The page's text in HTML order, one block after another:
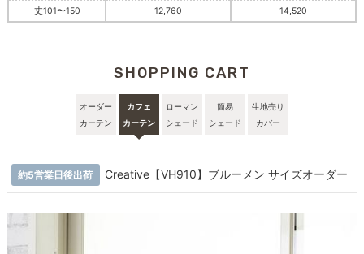
丈101〜150 12,760 14,520
SHOPPING CART
オーダー
カーテン
カフェ
カーテン
ローマン
シェード
簡易
シェード
生地売り
カバー
約5営業日後出荷 Creative【VH910】ブルーメン サイズオーダー